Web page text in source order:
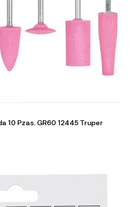
10 Pzas. GR60 12445 Truper